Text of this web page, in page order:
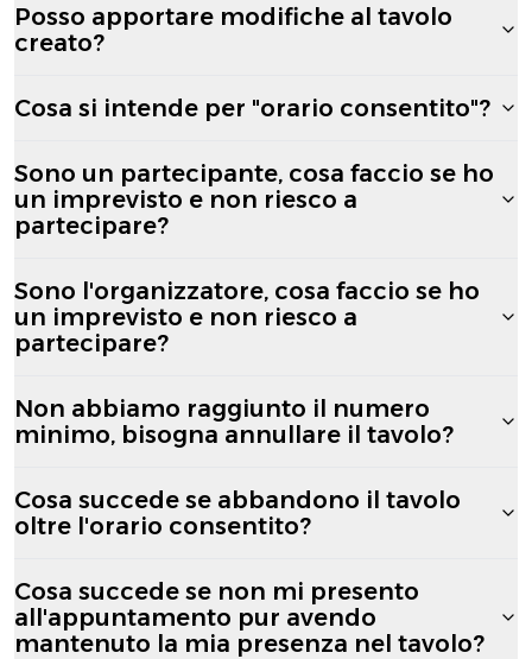
Posso apportare modifiche al tavolo
creato?
Cosa si intende per "orario consentito"?
Sono un partecipante, cosa faccio se ho
un imprevisto e non riesco a
partecipare?
Sono l'organizzatore, cosa faccio se ho
un imprevisto e non riesco a
partecipare?
Non abbiamo raggiunto il numero
minimo, bisogna annullare il tavolo?
Cosa succede se abbandono il tavolo
oltre l'orario consentito?
Cosa succede se non mi presento
all'appuntamento pur avendo
mantenuto la mia presenza nel tavolo?